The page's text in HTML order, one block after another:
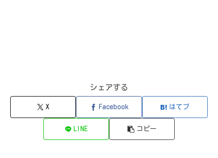
シェアする
X Facebook はてブ
LINE コピー